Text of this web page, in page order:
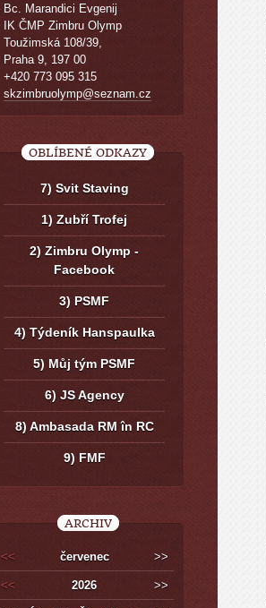
Bc. Marandici Evgenij
IK ČMP Zimbru Olymp
Toužimská 108/39,
Praha 9, 197 00
+420 773 095 315
skzimbruolymp@seznam.cz
OBLÍBENÉ ODKAZY
7) Svit Staving
1) Zubří Trofej
2) Zimbru Olymp -
Facebook
3) PSMF
4) Týdeník Hanspaulka
5) Můj tým PSMF
6) JS Agency
8) Ambasada RM în RC
9) FMF
ARCHIV
<< červenec >>
<< 2026 >>